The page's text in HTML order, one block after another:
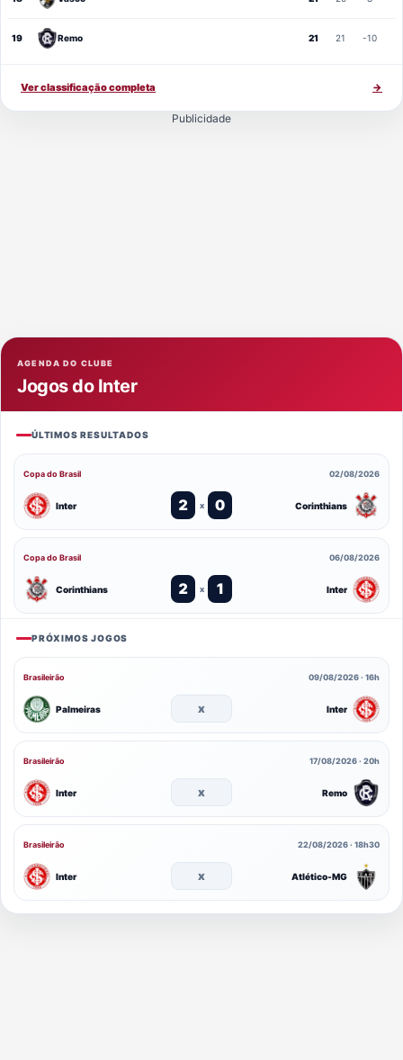
19 Remo 21 21 -10
Ver classificação completa →
Publicidade
AGENDA DO CLUBE
Jogos do Inter
ÚLTIMOS RESULTADOS
Copa do Brasil 02/08/2026
Inter 2 x 0 Corinthians
Copa do Brasil 06/08/2026
Corinthians 2 x 1 Inter
PRÓXIMOS JOGOS
Brasileirão 09/08/2026 · 16h
Palmeiras x Inter
Brasileirão 17/08/2026 · 20h
Inter x Remo
Brasileirão 22/08/2026 · 18h30
Inter x Atlético-MG